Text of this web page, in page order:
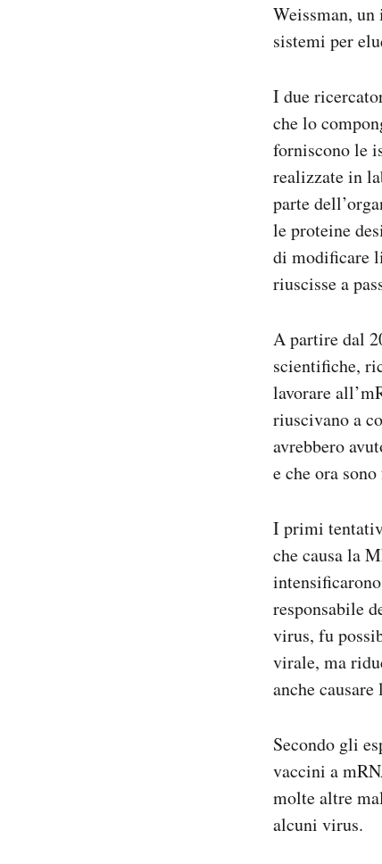
Weissman,
sistemi per
I due
che lo
forniscono le
realizzate in
parte
le proteine
di modificare
riuscisse a
A partire dal
scientifiche,
lavorare
riuscivano a
avrebbero
e che ora
I primi
che causa la
responsabile
virus, fu
virale, ma
anche
Secondo gli
vaccini a
molte altre
alcuni virus.